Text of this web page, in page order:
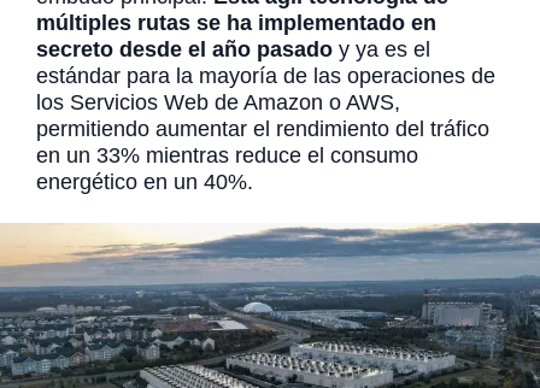
múltiples rutas se ha implementado en
secreto desde el año pasado y ya es el
estándar para la mayoría de las operaciones de
los Servicios Web de Amazon o AWS,
permitiendo aumentar el rendimiento del tráfico
en un 33% mientras reduce el consumo
energético en un 40%.